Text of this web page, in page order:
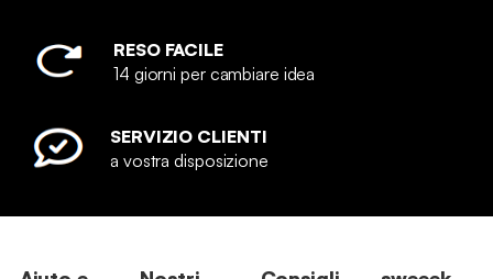
RESO FACILE
14 giorni per cambiare idea
SERVIZIO CLIENTI
a vostra disposizione